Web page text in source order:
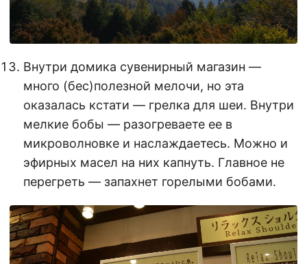
Внутри домика сувенирный магазин —
много (бес)полезной мелочи, но эта
оказалась кстати — грелка для шеи. Внутри
мелкие бобы — разогреваете ее в
микроволновке и наслаждаетесь. Можно и
эфирных масел на них капнуть. Главное не
перегреть — запахнет горелыми бобами.